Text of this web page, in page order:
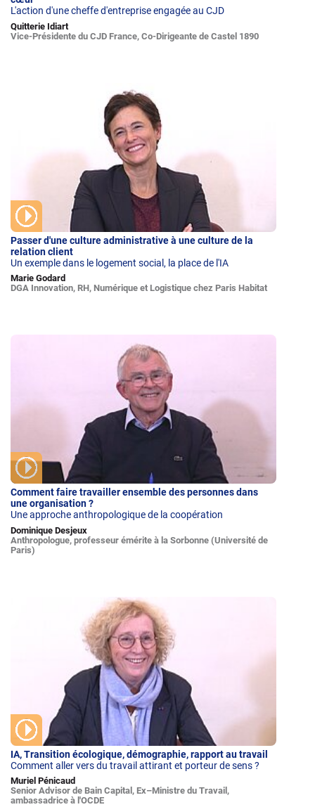
L'action d'une cheffe d'entreprise engagée au CJD
Quitterie Idiart
Vice-Présidente du CJD France, Co-Dirigeante de Castel 1890
Passer d'une culture administrative à une culture de la
relation client
Un exemple dans le logement social, la place de l'IA
Marie Godard
DGA Innovation, RH, Numérique et Logistique chez Paris Habitat
Comment faire travailler ensemble des personnes dans
une organisation ?
Une approche anthropologique de la coopération
Dominique Desjeux
Anthropologue, professeur émérite à la Sorbonne (Université de
Paris)
IA, Transition écologique, démographie, rapport au travail
Comment aller vers du travail attirant et porteur de sens ?
Muriel Pénicaud
Senior Advisor de Bain Capital, Ex–Ministre du Travail,
ambassadrice à l'OCDE